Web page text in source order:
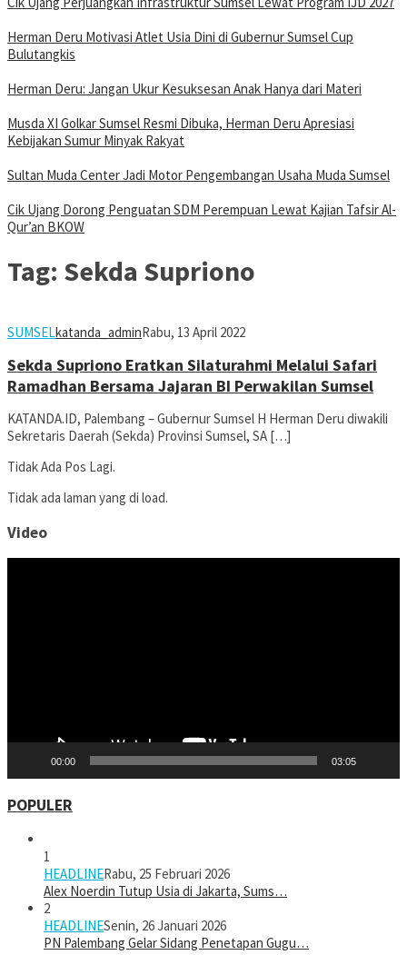
Herman Deru Motivasi Atlet Usia Dini di Gubernur Sumsel Cup
Bulutangkis
Herman Deru: Jangan Ukur Kesuksesan Anak Hanya dari Materi
Musda XI Golkar Sumsel Resmi Dibuka, Herman Deru Apresiasi
Kebijakan Sumur Minyak Rakyat
Sultan Muda Center Jadi Motor Pengembangan Usaha Muda Sumsel
Cik Ujang Dorong Penguatan SDM Perempuan Lewat Kajian Tafsir Al-
Qur’an BKOW
Tag: Sekda Supriono
SUMSELkatanda_adminRabu, 13 April 2022
Sekda Supriono Eratkan Silaturahmi Melalui Safari
Ramadhan Bersama Jajaran BI Perwakilan Sumsel
KATANDA.ID, Palembang – Gubernur Sumsel H Herman Deru diwakili
Sekretaris Daerah (Sekda) Provinsi Sumsel, SA […]
Tidak Ada Pos Lagi.
Tidak ada laman yang di load.
Video
00:00 03:05
POPULER
1
HEADLINERabu, 25 Februari 2026
Alex Noerdin Tutup Usia di Jakarta, Sums…
2
HEADLINESenin, 26 Januari 2026
PN Palembang Gelar Sidang Penetapan Gugu…